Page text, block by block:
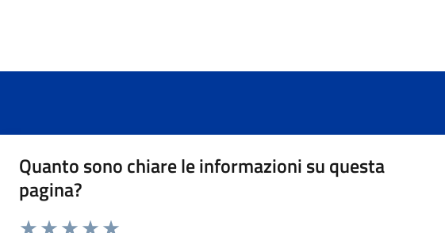
Quanto sono chiare le informazioni su questa
pagina?